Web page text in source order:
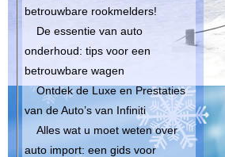
betrouwbare rookmelders!
De essentie van auto
onderhoud: tips voor een
betrouwbare wagen
Ontdek de Luxe en Prestaties
van de Auto’s van Infiniti
Alles wat u moet weten over
auto import: een gids voor